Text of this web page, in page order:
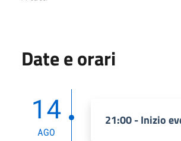
Date e orari
14
AGO
21:00 - Inizio